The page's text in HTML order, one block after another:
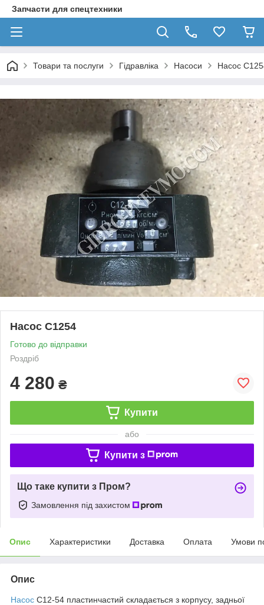
Запчасти для спецтехники
Товари та послуги Гідравліка Насоси Насос
Насос С1254
Готово до відправки
Роздріб
4 280 ₴
Купити
або
Купити з
Що таке купити з Пром?
Замовлення під захистом
Опис Характеристики Доставка Оплата Умови
Опис
Насос С12-54 пластинчастий складається з корпусу, задньої